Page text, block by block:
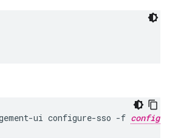
ui configure-sso -f configFile